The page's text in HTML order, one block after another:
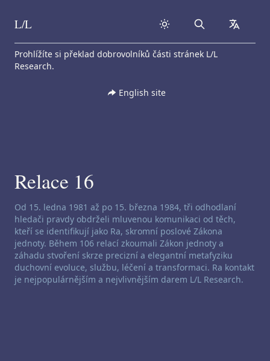
Skip to content
L/L Search
Prohlížíte si překlad dobrovolníků části stránek L/L
Research.
English site
Relace 16
Zřeknutí se odpovědnosti za channeling:
Od 15. ledna 1981 až po 15. března 1984, tři odhodlaní
hledači pravdy obdrželi mluvenou komunikaci od těch,
kteří se identifikují jako Ra, skromní poslové Zákona
jednoty. Během 106 relací zkoumali Zákon jednoty a
záhadu stvoření skrze precizní a elegantní metafyziku
duchovní evoluce, službu, léčení a transformaci. Ra kontakt
je nejpopulárnějším a nejvlivnějším darem L/L Research.